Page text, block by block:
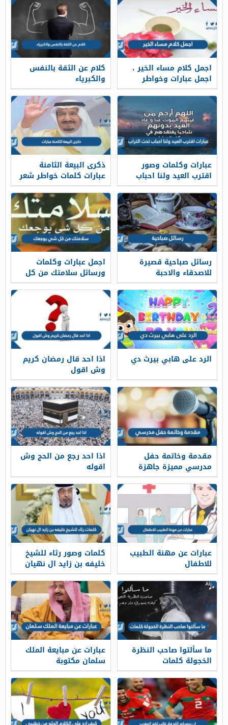
اجمل كلام مساء الخير ،
اجمل عبارات وخواطر
وصور المساء الجميل
كلام عن الثقة بالنفس
والكبرياء
عبارات وكلمات وصور
اقترب العيد ولنا احباب
تحت التراب
ذكرى البيعة الثامنة
عبارات كلمات خواطر شعر
قصائد صور
رسائل صباحية قصيرة
للاصدقاء والاحبة
اجمل عبارات وكلمات
ورسائل سلامتك من كل
شي يوجعك
الرد على هابي بيرث دي اذا احد قال رمضان كريم
وش اقول
مقدمة وخاتمة حفل
مدرسي مميزة جاهزة
للطباعة
اذا احد رجع من الحج وش
اقوله
عبارات عن مهنة الطبيب
للاطفال
كلمات وصور رثاء للشيخ
خليفه بن زايد ال نهيان
ما سألتوا صاحب النظرة
الخجولة كلمات
عبارات عن مبايعة الملك
سلمان مكتوبة